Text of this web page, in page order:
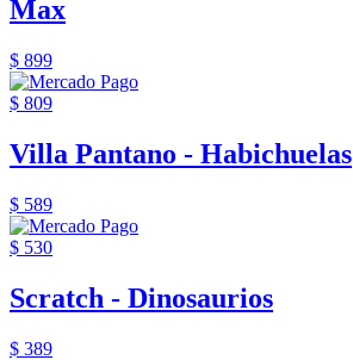
Max
$ 899
$ 809
Villa Pantano - Habichuelas
$ 589
$ 530
Scratch - Dinosaurios
$ 389